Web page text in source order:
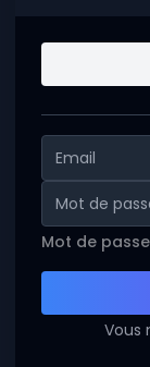
Mot de
Vous